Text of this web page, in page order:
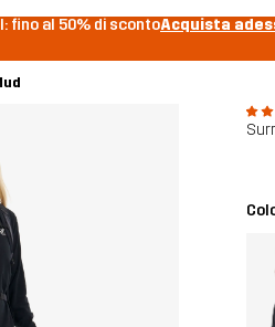
fino al 50% di scontoAcquista